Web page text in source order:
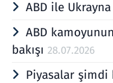
ABD ile
ABD
bakışı 28.07.2026
Piyasalar şimdi